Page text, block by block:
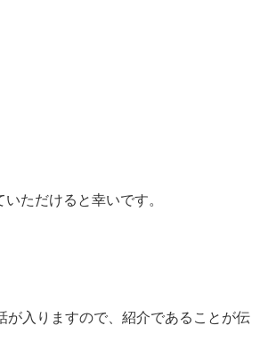
ただけると幸いです。
が入りますので、紹介であることが伝